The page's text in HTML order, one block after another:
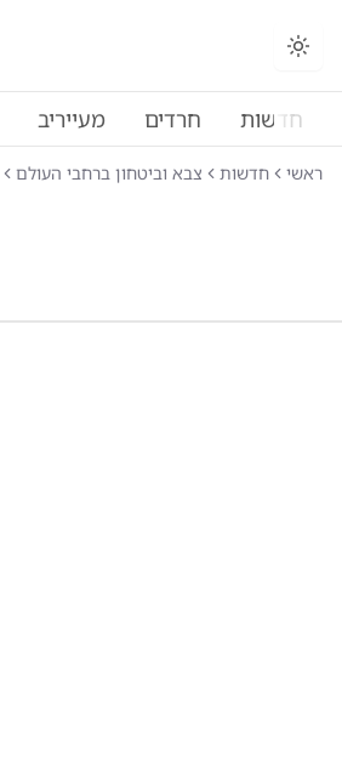
חדשות חרדים מעייריב
ראשי חדשות צבא וביטחון ברחבי העולם